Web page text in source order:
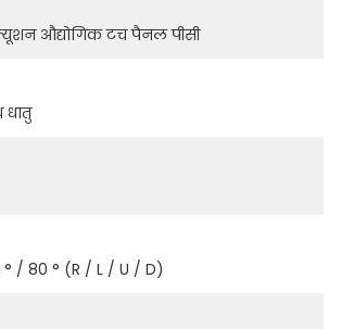
औद्योगिक टच पैनल पीसी
धातु
/ 80 ° (R / L / U / D)